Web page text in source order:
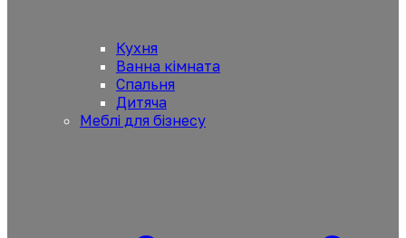
Кухня
Ванна кімната
Спальня
Дитяча
Меблі для бізнесу